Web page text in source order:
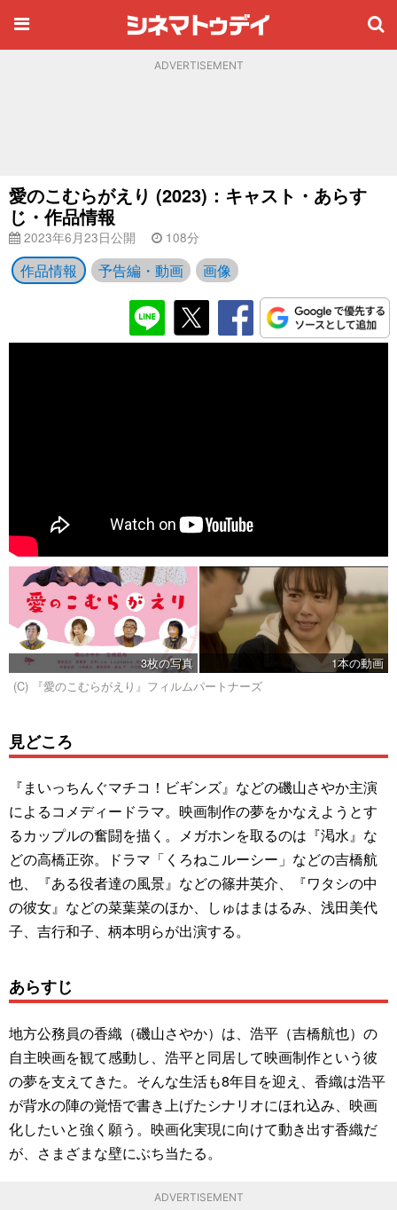
ADVERTISEMENT
愛のこむらがえり (2023)：キャスト・あらす
じ・作品情報
2023年6月23日公開 108分
作品情報 予告編・動画 画像
3枚の写真
1本の動画
(C) 『愛のこむらがえり』フィルムパートナーズ
見どころ
『まいっちんぐマチコ！ビギンズ』などの磯山さやか主演
によるコメディードラマ。映画制作の夢をかなえようとす
るカップルの奮闘を描く。メガホンを取るのは『渇水』な
どの高橋正弥。ドラマ「くろねこルーシー」などの吉橋航
也、『ある役者達の風景』などの篠井英介、『ワタシの中
の彼女』などの菜葉菜のほか、しゅはまはるみ、浅田美代
子、吉行和子、柄本明らが出演する。
あらすじ
地方公務員の香織（磯山さやか）は、浩平（吉橋航也）の
自主映画を観て感動し、浩平と同居して映画制作という彼
の夢を支えてきた。そんな生活も8年目を迎え、香織は浩平
が背水の陣の覚悟で書き上げたシナリオにほれ込み、映画
化したいと強く願う。映画化実現に向けて動き出す香織だ
が、さまざまな壁にぶち当たる。
ADVERTISEMENT